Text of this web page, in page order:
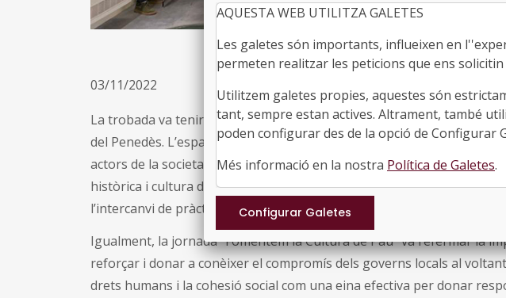
03/11/2022
La trobada va tenir lloc al Castell de Penyafort; un paratge i conjunt
del Penedès. L’espai va acollir contribucions suggeridores i
actors de la societat civil i el món de la recerca per explorar polítiques
històrica i cultura de pau.Això va permetre delinear una certaagenda
l’intercanvi de pràctiques , la capacitat incidència pública i la
Igualment, la jornada "Fomentem la Cultura de Pau” va refermar la
reforçar i donar a conèixer el compromís dels governs locals al
drets humans i la cohesió social com una eina efectiva per donar
AQUESTA WEB UTILITZA GALETES
Les galetes són importants, influeixen en
permeten realitzar les peticions que ens solicitin
Utilitzem galetes propies, aquestes són
tant, sempre estan actives. Altrament, també
poden configurar des de la opció de Configurar
Més informació en la nostra Política de Galetes.